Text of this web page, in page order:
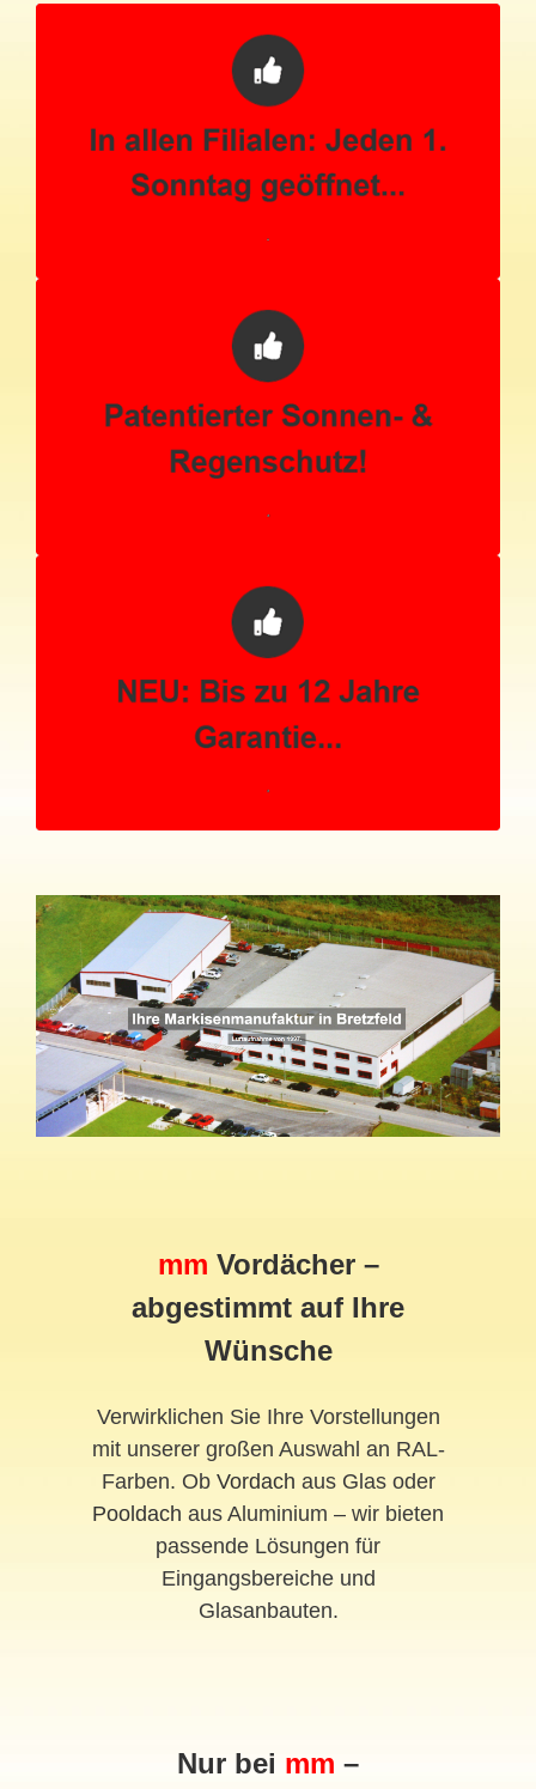
mm Vordächer –
abgestimmt auf Ihre
Wünsche
Verwirklichen Sie Ihre Vorstellungen
mit unserer großen Auswahl an RAL-
Farben. Ob Vordach aus Glas oder
Pooldach aus Aluminium – wir bieten
passende Lösungen für
Eingangsbereiche und
Glasanbauten.
Nur bei mm –